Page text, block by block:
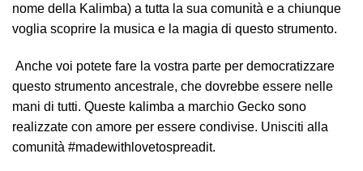
nome della Kalimba) a tutta la sua comunità e a chiunque
voglia scoprire la musica e la magia di questo strumento.
Anche voi potete fare la vostra parte per democratizzare
questo strumento ancestrale, che dovrebbe essere nelle
mani di tutti. Queste kalimba a marchio Gecko sono
realizzate con amore per essere condivise. Unisciti alla
comunità #madewithlovetospreadit.